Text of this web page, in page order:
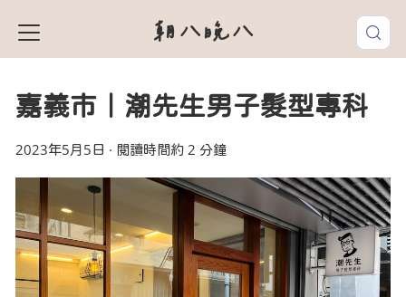
朝八晚八
嘉義市｜潮先生男子髮型專科
2023年5月5日 · 閱讀時間約 2 分鐘